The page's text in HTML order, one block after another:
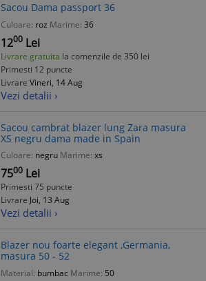
Sacou Dama passport 36
Culoare: roz Marime: 36
1200 Lei
Livrare gratuita la comenzile de 350 lei
Primesti 12 puncte
Livrare Vineri, 14 Aug
Vezi detalii ›
Sacou cambrat blazer lung Zara masura
XS negru dama made in Spain
Culoare: negru Marime: xs
7500 Lei
Primesti 75 puncte
Livrare Joi, 13 Aug
Vezi detalii ›
Blazer nou foarte elegant ,Germania,
masura 50 - 52
Material: bumbac Marime: 50